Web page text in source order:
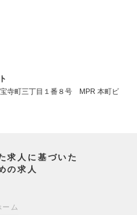
寺町三丁目１番８号 MPR 本町ビ
求人に基づいた
の求人
ーム